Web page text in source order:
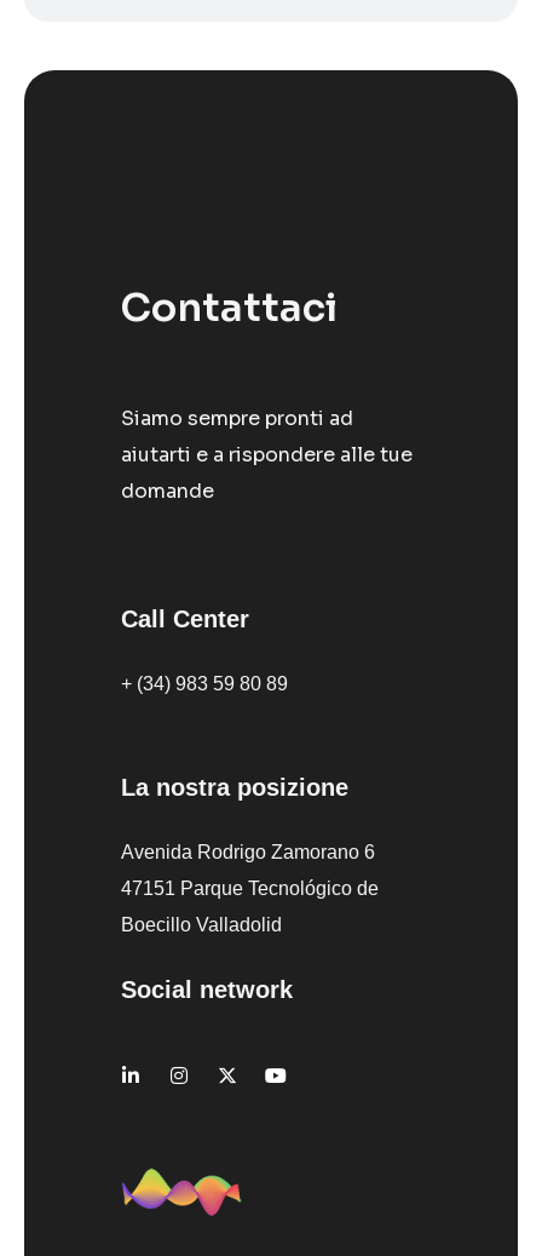
Contattaci
Siamo sempre pronti ad
aiutarti e a rispondere alle tue
domande
Call Center
+ (34) 983 59 80 89
La nostra posizione
Avenida Rodrigo Zamorano 6
47151 Parque Tecnológico de
Boecillo Valladolid
Social network